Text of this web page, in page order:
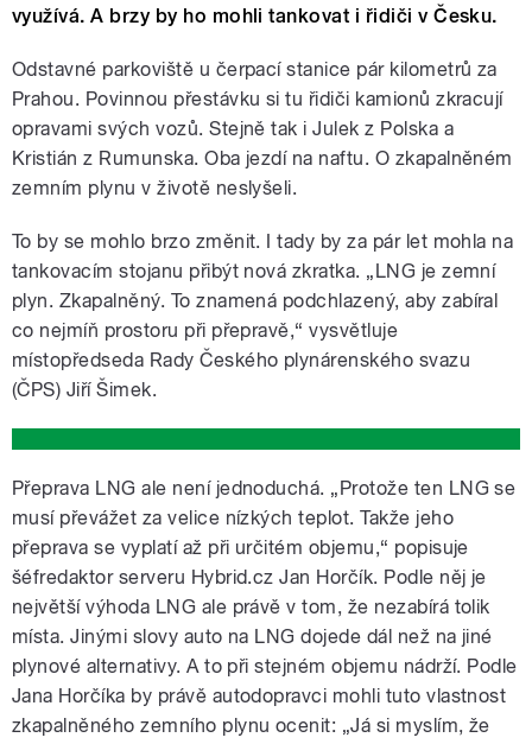
využívá. A brzy by ho mohli tankovat i řidiči v Česku.
Odstavné parkoviště u čerpací stanice pár kilometrů za
Prahou. Povinnou přestávku si tu řidiči kamionů zkracují
opravami svých vozů. Stejně tak i Julek z Polska a
Kristián z Rumunska. Oba jezdí na naftu. O zkapalněném
zemním plynu v životě neslyšeli.
To by se mohlo brzo změnit. I tady by za pár let mohla na
tankovacím stojanu přibýt nová zkratka. „LNG je zemní
plyn. Zkapalněný. To znamená podchlazený, aby zabíral
co nejmíň prostoru při přepravě,“ vysvětluje
místopředseda Rady Českého plynárenského svazu
(ČPS) Jiří Šimek.
Přeprava LNG ale není jednoduchá. „Protože ten LNG se
musí převážet za velice nízkých teplot. Takže jeho
přeprava se vyplatí až při určitém objemu,“ popisuje
šéfredaktor serveru Hybrid.cz Jan Horčík. Podle něj je
největší výhoda LNG ale právě v tom, že nezabírá tolik
místa. Jinými slovy auto na LNG dojede dál než na jiné
plynové alternativy. A to při stejném objemu nádrží. Podle
Jana Horčíka by právě autodopravci mohli tuto vlastnost
zkapalněného zemního plynu ocenit: „Já si myslím, že